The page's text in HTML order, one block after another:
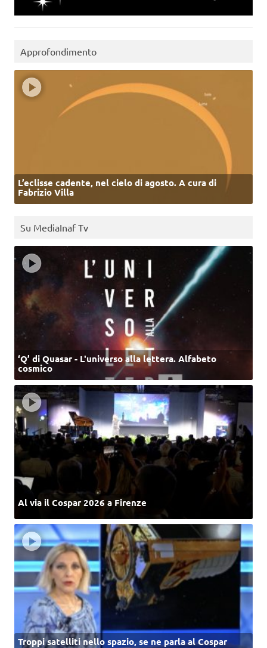
Approfondimento
L’eclisse cadente, nel cielo di agosto. A cura di
Fabrizio Villa
Su MediaInaf Tv
‘Q’ di Quasar - L'universo alla lettera. Alfabeto
cosmico
Al via il Cospar 2026 a Firenze
Troppi satelliti nello spazio, se ne parla al Cospar